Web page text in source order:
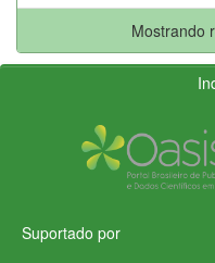
Mostrando
Suportado por